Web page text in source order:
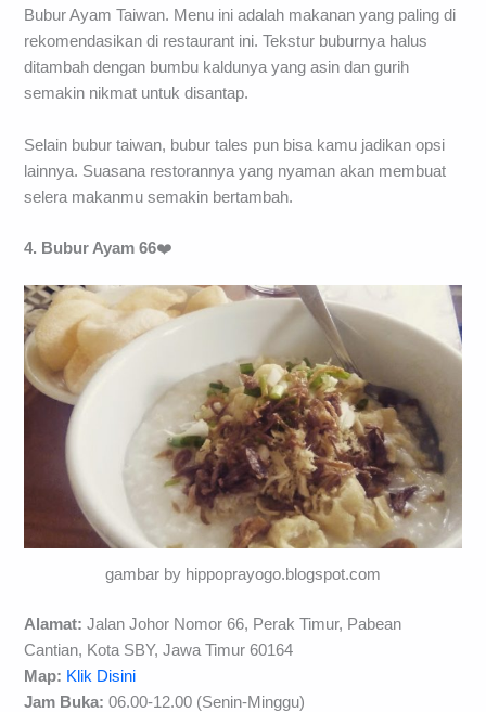
Bubur Ayam Taiwan. Menu ini adalah makanan yang paling di
rekomendasikan di restaurant ini. Tekstur buburnya halus
ditambah dengan bumbu kaldunya yang asin dan gurih
semakin nikmat untuk disantap.
Selain bubur taiwan, bubur tales pun bisa kamu jadikan opsi
lainnya. Suasana restorannya yang nyaman akan membuat
selera makanmu semakin bertambah.
4. Bubur Ayam 66❤️
gambar by hippoprayogo.blogspot.com
Alamat: Jalan Johor Nomor 66, Perak Timur, Pabean
Cantian, Kota SBY, Jawa Timur 60164
Map: Klik Disini
Jam Buka: 06.00-12.00 (Senin-Minggu)